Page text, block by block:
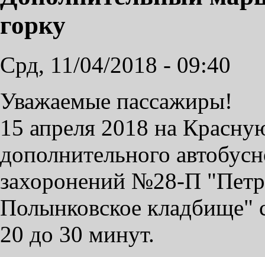
горку
Срд, 11/04/2018 - 09:40
Уважаемые пассажиры!
15 апреля 2018 на
дополнительного
захоронений №28-П
Полынковское кладбище"
20 до 30 минут.